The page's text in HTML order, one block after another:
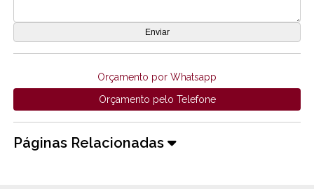
Orçamento por Whatsapp
Orçamento pelo Telefone
Páginas Relacionadas